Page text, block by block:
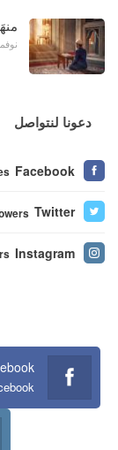
نوفمبر 27,
دعونا لنتواصل
Facebook
Twitter
Instagram